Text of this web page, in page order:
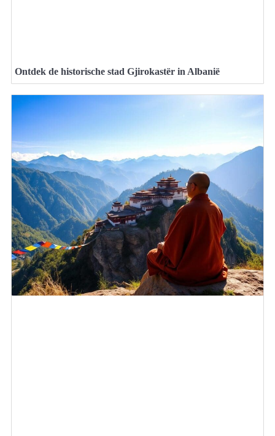
Ontdek de historische stad Gjirokastër in Albanië